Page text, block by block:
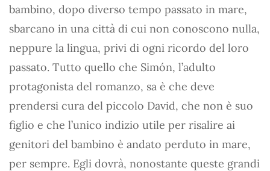
bambino, dopo diverso tempo passato in mare,
sbarcano in una città di cui non conoscono nulla,
neppure la lingua, privi di ogni ricordo del loro
passato. Tutto quello che Simón, l’adulto
protagonista del romanzo, sa è che deve
prendersi cura del piccolo David, che non è suo
figlio e che l’unico indizio utile per risalire ai
genitori del bambino è andato perduto in mare,
per sempre. Egli dovrà, nonostante queste grandi